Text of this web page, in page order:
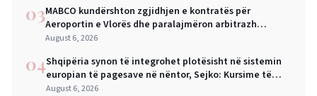
03MABCO kundërshton zgjidhjen e kontratës për
Aeroportin e Vlorës dhe paralajmëron arbitrazh
ndërkombëtar
August 6, 2026
04Shqipëria synon të integrohet plotësisht në sistemin
europian të pagesave në nëntor, Sejko: Kursime të
mëdha për qytetarët dhe bizneset
August 6, 2026